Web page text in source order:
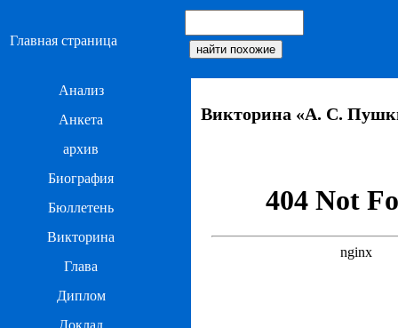
Главная страница
Анализ
Анкета
архив
Биография
Бюллетень
Викторина
Глава
Диплом
Доклад
Викторина «А. С.